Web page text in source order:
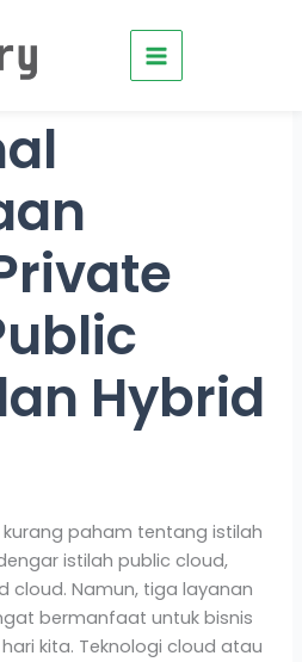
Hybrid
paham tentang istilah
istilah public cloud,
cloud. Namun, tiga layanan
bermanfaat untuk bisnis
kita. Teknologi cloud atau